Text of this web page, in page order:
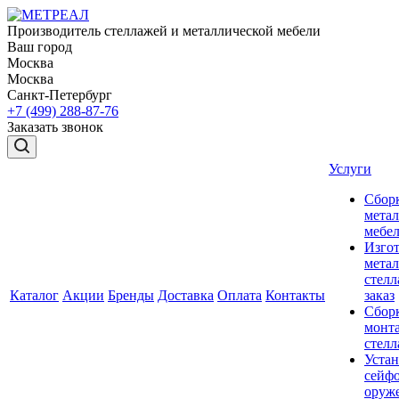
Производитель стеллажей и металлической мебели
Ваш город
Москва
Москва
Санкт-Петербург
+7 (499) 288-87-76
Заказать звонок
Каталог Акции Бренды Доставка Оплата Контакты
Услуги
заказ